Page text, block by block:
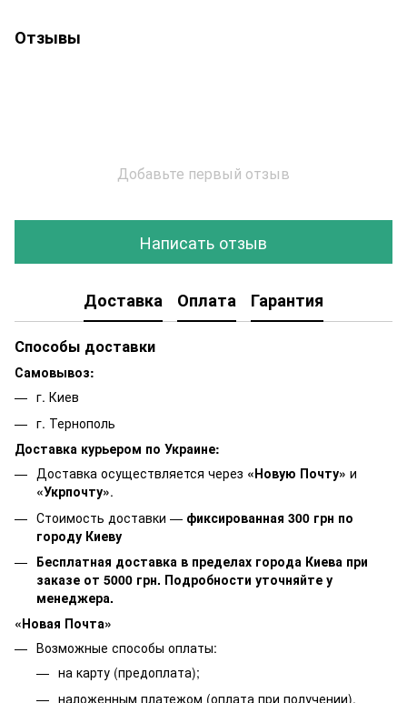
Отзывы
Добавьте первый отзыв
Написать отзыв
Доставка Оплата Гарантия
Способы доставки
Самовывоз:
г. Киев
г. Тернополь
Доставка курьером по Украине:
Доставка осуществляется через «Новую Почту» и
«Укрпочту».
Стоимость доставки — фиксированная 300 грн по
городу Киеву
Бесплатная доставка в пределах города Киева при
заказе от 5000 грн. Подробности уточняйте у
менеджера.
«Новая Почта»
Возможные способы оплаты:
на карту (предоплата);
наложенным платежом (оплата при получении).